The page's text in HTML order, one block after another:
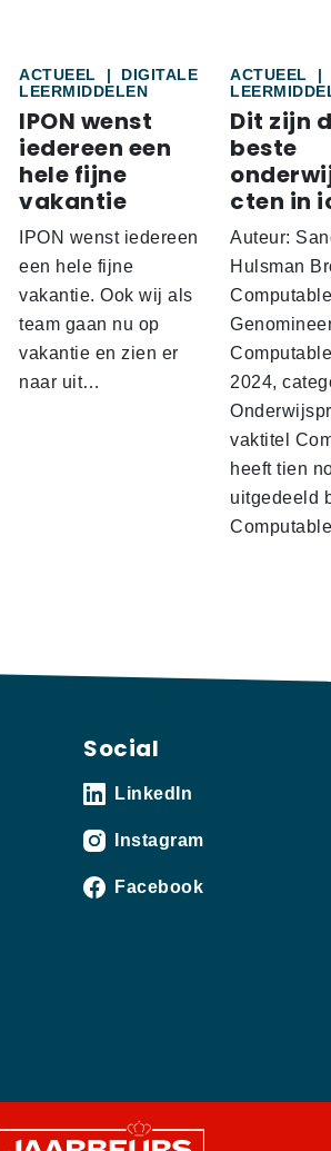
ACTUEEL |
DIGITALE
LEERMIDDELEN
IPON wenst
iedereen een
hele fijne
vakantie
IPON wenst iedereen
een hele fijne
vakantie. Ook wij als
team gaan nu op
vakantie en zien er
naar uit…
ACTUEEL
|
Dit zijn
beste
cten in
Auteur:
Hulsman
Computable
2024,
vaktitel
heeft tien
uitgedeeld
Social
LinkedIn
Instagram
Facebook